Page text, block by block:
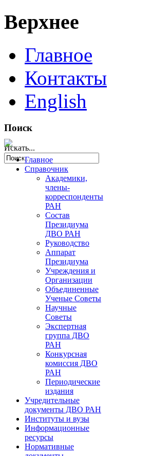
Верхнее
Главное
Контакты
English
Поиск
Искать...
Главное
Справочник
Академики,
члены-
корреспонденты
РАН
Состав
Президиума
ДВО РАН
Руководство
Аппарат
Президиума
Учреждения и
Организации
Объединенные
Ученые Советы
Научные
Советы
Экспертная
группа ДВО
РАН
Конкурсная
комиссия ДВО
РАН
Периодические
издания
Учредительные
документы ДВО РАН
Институты и вузы
Информационные
ресурсы
Нормативные